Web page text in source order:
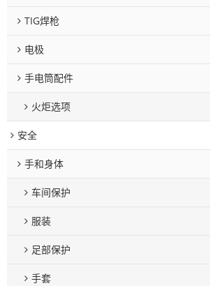
TIG焊枪
电极
手电筒配件
火炬选项
安全
手和身体
车间保护
服装
足部保护
手套